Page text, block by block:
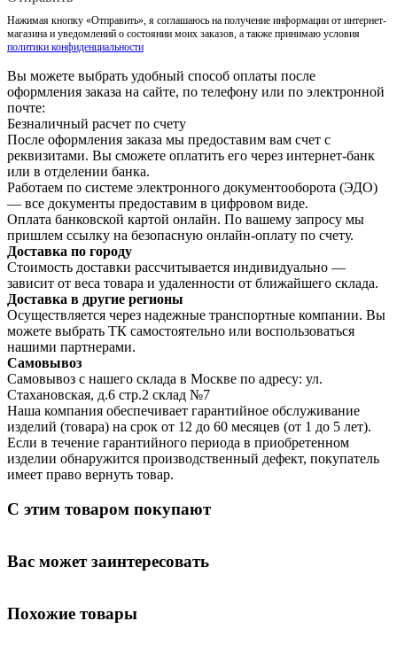
Нажимая кнопку «Отправить», я соглашаюсь на получение информации от интернет-
магазина и уведомлений о состоянии моих заказов, а также принимаю условия
политики конфиденциальности
Вы можете выбрать удобный способ оплаты после
оформления заказа на сайте, по телефону или по электронной
почте:
Безналичный расчет по счету
После оформления заказа мы предоставим вам счет с
реквизитами. Вы сможете оплатить его через интернет-банк
или в отделении банка.
Работаем по системе электронного документооборота (ЭДО)
— все документы предоставим в цифровом виде.
Оплата банковской картой онлайн. По вашему запросу мы
пришлем ссылку на безопасную онлайн-оплату по счету.
Доставка по городу
Стоимость доставки рассчитывается индивидуально —
зависит от веса товара и удаленности от ближайшего склада.
Доставка в другие регионы
Осуществляется через надежные транспортные компании. Вы
можете выбрать ТК самостоятельно или воспользоваться
нашими партнерами.
Самовывоз
Самовывоз с нашего склада в Москве по адресу: ул.
Стахановская, д.6 стр.2 склад №7
Наша компания обеспечивает гарантийное обслуживание
изделий (товара) на срок от 12 до 60 месяцев (от 1 до 5 лет).
Если в течение гарантийного периода в приобретенном
изделии обнаружится производственный дефект, покупатель
имеет право вернуть товар.
С этим товаром покупают
Вас может заинтересовать
Похожие товары